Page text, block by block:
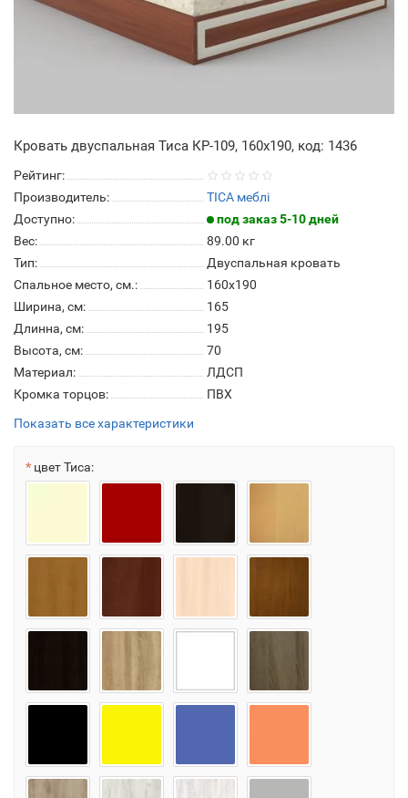
Кровать двуспальная Тиса КР-109, 160х190, код: 1436
Рейтинг:
Производитель:
ТІСА меблі
Доступно:
под заказ 5-10 дней
Вес:
89.00 кг
Тип:
Двуспальная кровать
Спальное место, см.:
160х190
Ширина, см:
165
Длинна, см:
195
Высота, см:
70
Материал:
ЛДСП
Кромка торцов:
ПВХ
Показать все характеристики
цвет Тиса: